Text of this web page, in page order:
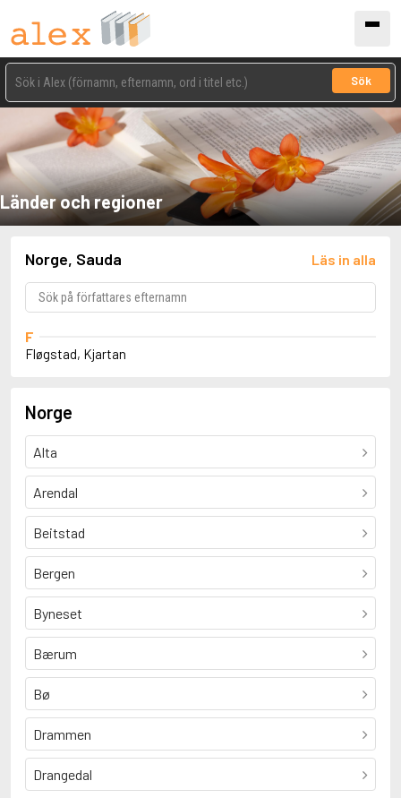
Sök
Länder och regioner
Norge, Sauda Läs in alla
F
Fløgstad, Kjartan
Norge
Alta
Arendal
Beitstad
Bergen
Byneset
Bærum
Bø
Drammen
Drangedal